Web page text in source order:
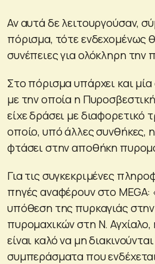
Αν αυτά δε λειτουργούσαν,
πόρισμα, τότε ενδεχομένως
συνέπειες για ολόκληρη την
Στο πόρισμα υπάρχει και
με την οποία η
είχε δράσει με διαφορετικό
οποίο, υπό άλλες συνθήκες,
φτάσει στην αποθήκη
Για τις συγκεκριμένες
πηγές αναφέρουν στο MEGA:
υπόθεση της πυρκαγιάς
πυρομαχικών στη Ν. Αγχίαλο,
είναι καλό να μη
συμπεράσματα που